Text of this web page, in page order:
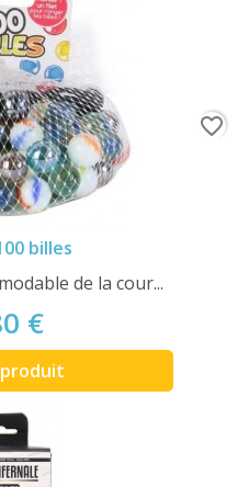
billes
de la cour...
€
favorite_border